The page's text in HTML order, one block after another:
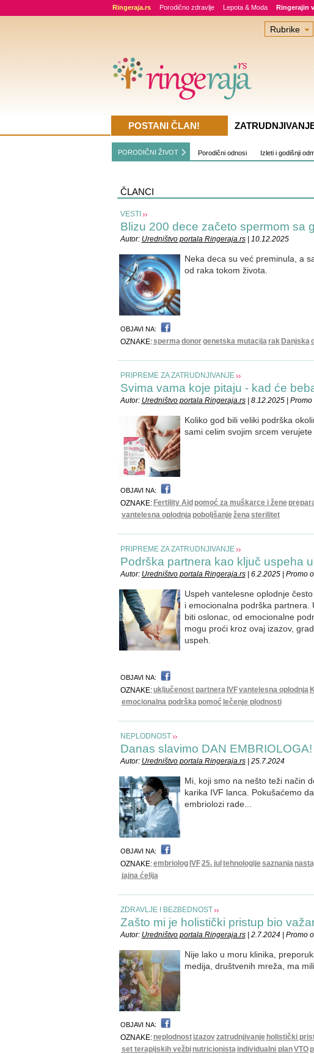
Ringeraja.rs Porodično zdravlje Lepota & Moda Ringerajin
PORODIČNI ŽIVOT Porodični odnosi Izleti i godišnji
ČLANCI
VESTI
Blizu 200 dece začeto spermom sa
Autor: Uredništvo portala Ringeraja.rs| 10.12.2025
Neka deca su već preminula, a
od raka tokom života.
OBJAVI NA:
OZNAKE:spermadonorgenetska mutacija rak Danjska
PRIPREME ZA ZATRUDNJIVANJE
Svima vama koje pitaju - kad će
Autor: Uredništvo portala Ringeraja.rs| 8.12.2025 | Promo
Koliko god bili veliki podrška
sami celim svojim srcem
OBJAVI NA:
OZNAKE: Fertility Aid pomoć za muškarce i žene
vantelesna oplodnja poboljšanježenasterilitet
PRIPREME ZA ZATRUDNJIVANJE
Podrška partnera kao ključ uspeha
Autor: Uredništvo portala Ringeraja.rs| 6.2.2025 | Promo
Uspeh vantelesne oplodnje
i emocionalna podrška
biti oslonac, od emocionalne
mogu proći kroz ovaj izazov,
uspeh.
OBJAVI NA:
OZNAKE:uključenost partnera IVFvantelesna oplodnja
emocionalna podrška pomoć lečenje plodnosti
NEPLODNOST
Danas slavimo DAN EMBRIOLOGA!
Autor: Uredništvo portala Ringeraja.rs| 25.7.2024
Mi, koji smo na nešto teži način
karika IVF lanca. Pokušaćemo
embriolozi rade...
OBJAVI NA:
OZNAKE:embriolog IVF25. jul tehnologijesaznanja
jajna ćelija
ZDRAVLJE I BEZBEDNOST
Zašto mi je holistički pristup bio
Autor: Uredništvo portala Ringeraja.rs| 2.7.2024 | Promo
Nije lako u moru klinika,
medija, društvenih mreža, ma
OBJAVI NA:
OZNAKE: neplodnost izazovzatrudnjivanje holistički
set terapijskih vežbi nutricionista individualni planVTO
Rubrike
POSTANI ČLAN!